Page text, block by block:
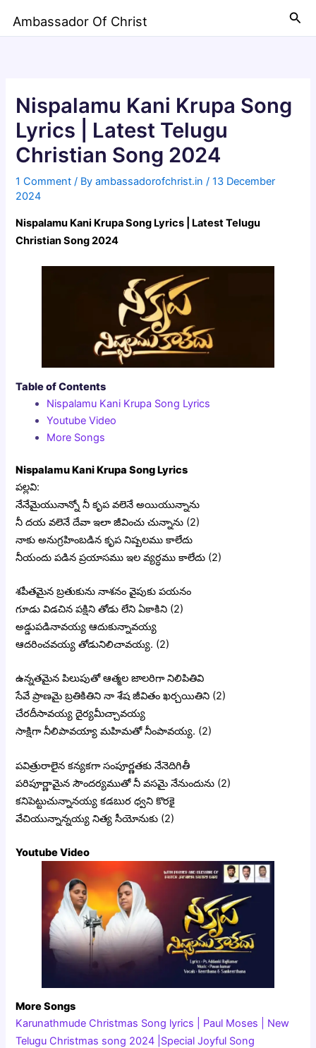
Ambassador Of Christ
Nispalamu Kani Krupa Song
Lyrics | Latest Telugu
Christian Song 2024
1 Comment / Byambassadorofchrist.in/13 December
2024
Nispalamu Kani Krupa Song Lyrics | Latest Telugu
Christian Song 2024
Table of Contents
Nispalamu Kani Krupa Song Lyrics
Youtube Video
More Songs
Nispalamu Kani Krupa Song Lyrics
పల్లవి:
నేనేమైయునాన్నో నీ కృప వలెనే అయియున్నాను
నీ దయ వలెనే దేవా ఇలా జీవించు చున్నాను (2)
నాకు అనుగ్రహింబడిన కృప నిష్పలము కాలేదు
నీయందు పడిన ప్రయాసము ఇల వ్యర్ధము కాలేదు (2)
శపీతమైన బ్రతుకును నాశనం వైపుకు పయనం
గూడు విడచిన పక్షిని తోడు లేని ఏకాకిని (2)
అడ్డుపడినావయ్య ఆదుకున్నావయ్య
ఆదరించవయ్య తోడునిలిచావయ్య. (2)
ఉన్నతమైన పిలుపుతో ఆత్మల జాలరిగా నిలిపితివి
సేవే ప్రాణమై బ్రతికితిని నా శేష జీవితం ఖర్చయితిని (2)
చేరదీసావయ్య దైర్యమీచ్చావయ్య
సాక్షిగా నీలిపావయ్యా మహిమతో నీంపావయ్య. (2)
పవిత్రురాలైన కన్యకగా సంపూర్ణతకు నేనెదిగితీ
పరిపూర్ణామైన సౌందర్యముతో నీ వసమై నేనుందును (2)
కనిపెట్టుచున్నానయ్య కడబుర ధ్వని కొరకై
వేచియున్నాన్నయ్య నిత్య సీయోనుకు (2)
Youtube Video
More Songs
Karunathmude Christmas Song lyrics | Paul Moses | New
Telugu Christmas song 2024 |Special Joyful Song